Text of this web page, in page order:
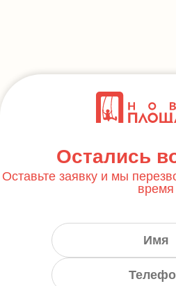
Остались
Оставьте заявку и мы
время